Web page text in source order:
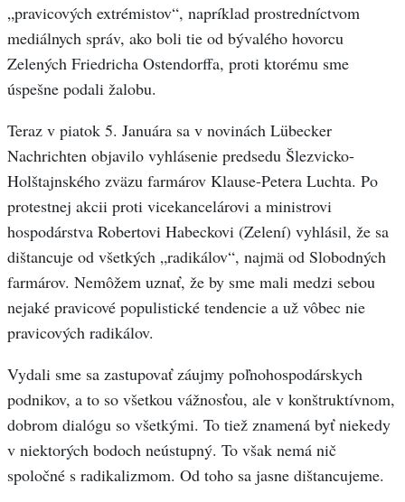
„pravicových extrémistov“, napríklad prostredníctvom
mediálnych správ, ako boli tie od bývalého hovorcu
Zelených Friedricha Ostendorffa, proti ktorému sme
úspešne podali žalobu.
Teraz v piatok 5. Januára sa v novinách Lübecker
Nachrichten objavilo vyhlásenie predsedu Šlezvicko-
Holštajnského zväzu farmárov Klause-Petera Luchta. Po
protestnej akcii proti vicekancelárovi a ministrovi
hospodárstva Robertovi Habeckovi (Zelení) vyhlásil, že sa
dištancuje od všetkých „radikálov“, najmä od Slobodných
farmárov. Nemôžem uznať, že by sme mali medzi sebou
nejaké pravicové populistické tendencie a už vôbec nie
pravicových radikálov.
Vydali sme sa zastupovať záujmy poľnohospodárskych
podnikov, a to so všetkou vážnosťou, ale v konštruktívnom,
dobrom dialógu so všetkými. To tiež znamená byť niekedy
v niektorých bodoch neústupný. To však nemá nič
spoločné s radikalizmom. Od toho sa jasne dištancujeme.